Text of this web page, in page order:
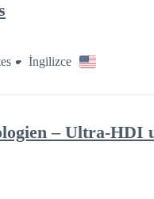
İngilizce
– Ultra-HDI